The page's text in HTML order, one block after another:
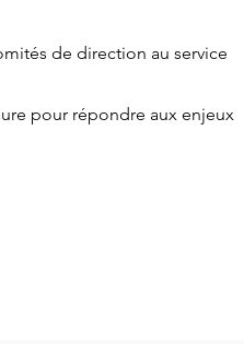
de direction au service
pour répondre aux enjeux